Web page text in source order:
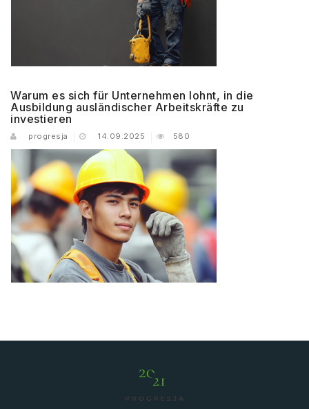
Warum es sich für Unternehmen lohnt, in die
Ausbildung ausländischer Arbeitskräfte zu
investieren
progresja 14.09.2025 580